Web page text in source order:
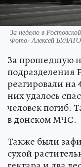
За неделю в
Фото:Алексей
За прошедшую
подразделения
реагировали на
них удалось
человек погиб.
в донском МЧС.
Также были
сухой